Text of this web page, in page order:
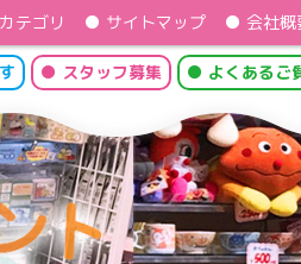
テゴリ ● サイトマップ ● 会社概
● スタッフ募集 ● よくあるご